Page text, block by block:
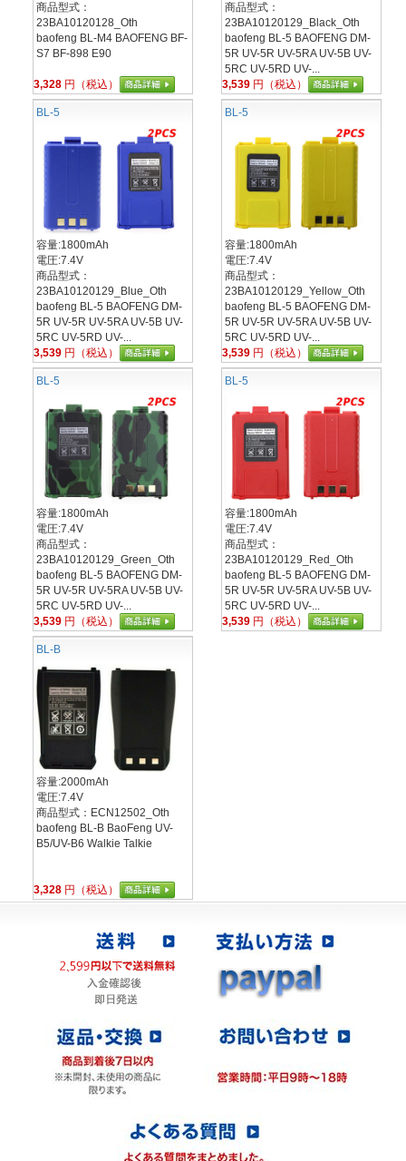
商品型式：
23BA10120128_Oth
baofeng BL-M4 BAOFENG BF-
S7 BF-898 E90
3,328 円（税込）
商品型式：
23BA10120129_Black_Oth
baofeng BL-5 BAOFENG DM-
5R UV-5R UV-5RA UV-5B UV-
5RC UV-5RD UV-...
3,539 円（税込）
BL-5
容量:1800mAh
電圧:7.4V
商品型式：
23BA10120129_Blue_Oth
baofeng BL-5 BAOFENG DM-
5R UV-5R UV-5RA UV-5B UV-
5RC UV-5RD UV-...
3,539 円（税込）
BL-5
容量:1800mAh
電圧:7.4V
商品型式：
23BA10120129_Yellow_Oth
baofeng BL-5 BAOFENG DM-
5R UV-5R UV-5RA UV-5B UV-
5RC UV-5RD UV-...
3,539 円（税込）
BL-5
容量:1800mAh
電圧:7.4V
商品型式：
23BA10120129_Green_Oth
baofeng BL-5 BAOFENG DM-
5R UV-5R UV-5RA UV-5B UV-
5RC UV-5RD UV-...
3,539 円（税込）
BL-5
容量:1800mAh
電圧:7.4V
商品型式：
23BA10120129_Red_Oth
baofeng BL-5 BAOFENG DM-
5R UV-5R UV-5RA UV-5B UV-
5RC UV-5RD UV-...
3,539 円（税込）
BL-B
容量:2000mAh
電圧:7.4V
商品型式：ECN12502_Oth
baofeng BL-B BaoFeng UV-
B5/UV-B6 Walkie Talkie
3,328 円（税込）